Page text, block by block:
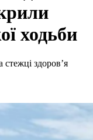
ходьби
стежці здоров’я